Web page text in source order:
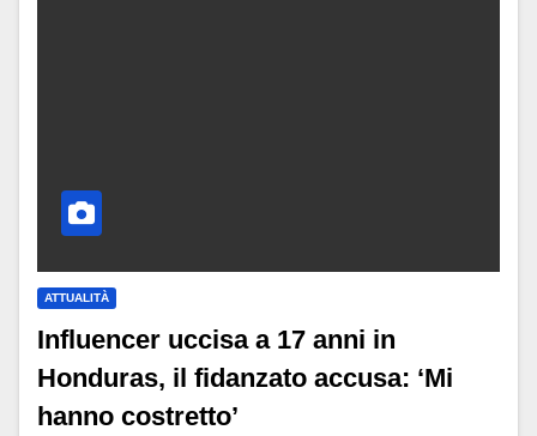
ATTUALITÀ
Influencer uccisa a 17 anni in
Honduras, il fidanzato accusa: ‘Mi
hanno costretto’